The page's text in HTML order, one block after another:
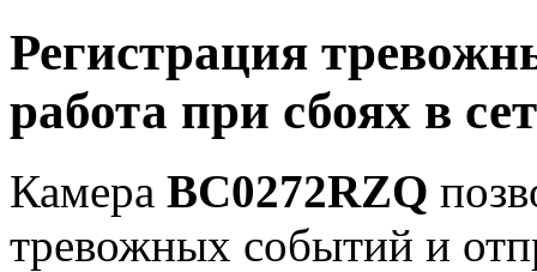
Регистрация
работа при сбоях в
Камера BC0272RZQ
тревожных событий и